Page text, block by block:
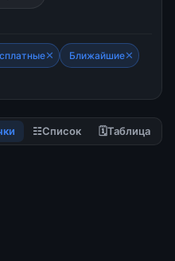
✕ Ближайшие✕
☷Список 🗓Таблица